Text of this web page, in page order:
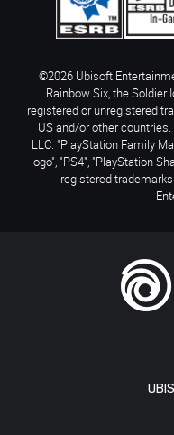
©2026 Ubisoft
Rainbow Six, the Soldier
registered or unregistered
US and/or other
LLC. "PlayStation Family
logo", "PS4", "PlayStation
registered